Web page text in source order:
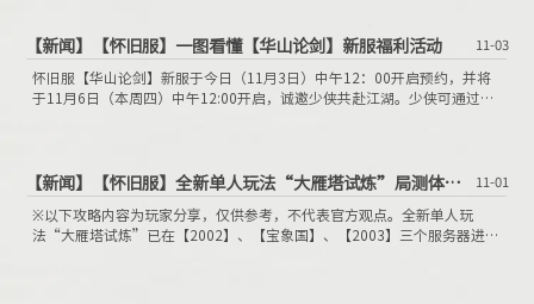
【新闻】 【怀旧服】一图看懂【华山论剑】新服福利活动 11-03
怀旧服【华山论剑】新服于今日（11月3日）中午12：00开启预约，并将
于11月6日（本周四）中午12:00开启，诚邀少侠共赴江湖。少侠可通过怀
【新闻】 【怀旧服】全新单人玩法“大雁塔试炼”局测体验，冲关超带感 11-01
※以下攻略内容为玩家分享，仅供参考，不代表官方观点。全新单人玩
法“大雁塔试炼”已在【2002】、【宝象国】、【2003】三个服务器进行